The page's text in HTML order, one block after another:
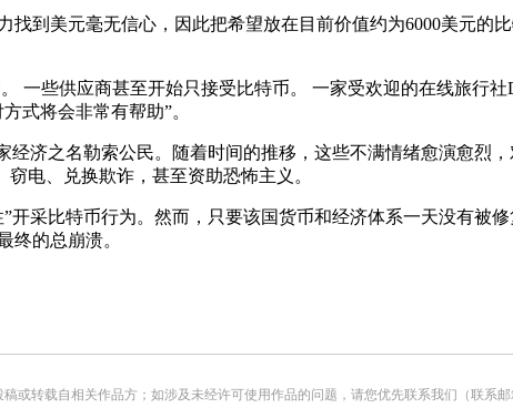
美元毫无信心，因此把希望放在目前价值约为6000美元的
些供应商甚至开始只接受比特币。 一家受欢迎的在线旅行社
式将会非常有帮助”。
之名勒索公民。随着时间的推移，这些不满情绪愈演愈烈，
电、兑换欺诈，甚至资助恐怖主义。
比特币行为。然而，只要该国货币和经济体系一天没有被
终的总崩溃。
转载自相关作品方；如涉及未经许可使用作品的问题，请您优先联系我们（联系邮